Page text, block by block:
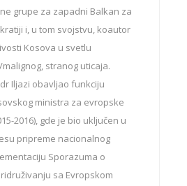
grupe za zapadni Balkan za
i, u tom svojstvu, koautor
Kosova u svetlu
stranog uticaja.
Iljazi obavljao funkciju
ministra za evropske
2016), gde je bio uključen u
pripreme nacionalnog
Sporazuma o
sa Evropskom